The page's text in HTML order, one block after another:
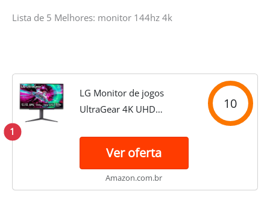
Lista de 5 Melhores: monitor 144hz 4k
1
LG Monitor de jogos
UltraGear 4K UHD
144Hz, 1ms, VESA
DisplayHDR 400, G-SYNC e
AMD FreeSync Premium,
HDMI 2.1, DisplayPort,
10
Ver oferta
Amazon.com.br